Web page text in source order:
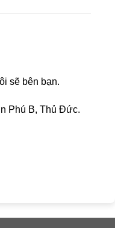
sẽ bên bạn.
Phú B, Thủ Đức.